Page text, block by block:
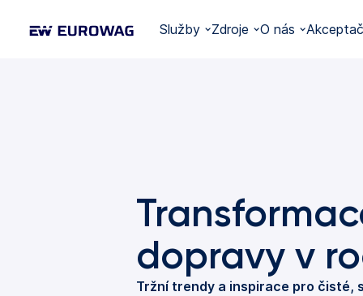
Služby Zdroje O nás
dopravy v
Tržní trendy a inspirace pro čisté,